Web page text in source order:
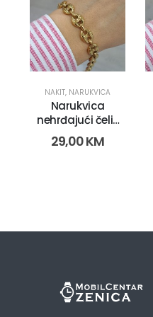
NAKIT, NARUKVICA
Narukvica
nehrđajući čelik
(9551)
29,00KM